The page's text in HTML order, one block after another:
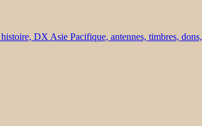
DX Asie Pacifique, antennes, timbres, dons,